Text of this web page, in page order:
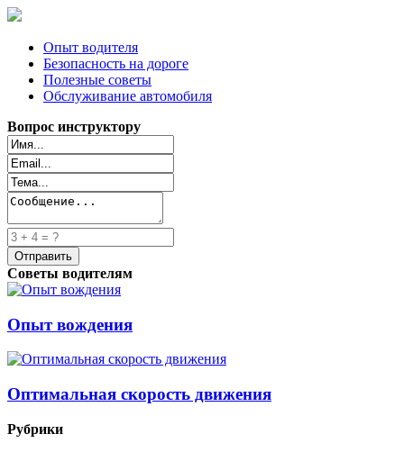
Опыт водителя
Безопасность на дороге
Полезные советы
Обслуживание автомобиля
Вопрос инструктору
Советы водителям
Опыт вождения
Оптимальная скорость движения
Рубрики